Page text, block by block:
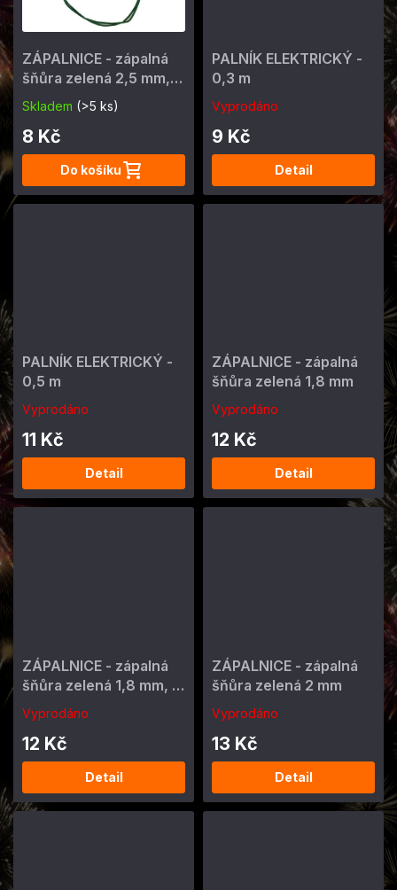
ZÁPALNICE - zápalná
šňůra zelená 2,5 mm,
0,5 m
Skladem (>5 ks)
8 Kč
Do košíku
PALNÍK ELEKTRICKÝ -
0,3 m
Vyprodáno
9 Kč
Detail
PALNÍK ELEKTRICKÝ -
0,5 m
Vyprodáno
11 Kč
Detail
ZÁPALNICE - zápalná
šňůra zelená 1,8 mm
Vyprodáno
12 Kč
Detail
ZÁPALNICE - zápalná
šňůra zelená 1,8 mm, 1
m
Vyprodáno
12 Kč
Detail
ZÁPALNICE - zápalná
šňůra zelená 2 mm
Vyprodáno
13 Kč
Detail